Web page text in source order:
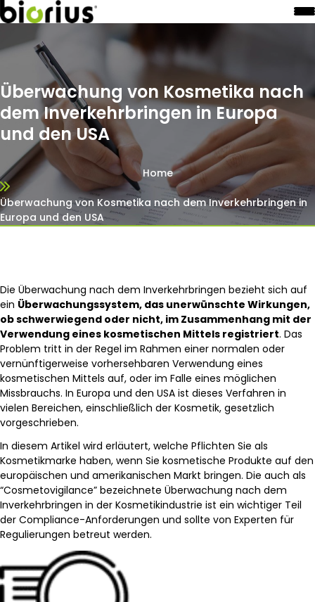
Überwachung von Kosmetika nach
dem Inverkehrbringen in Europa
und den USA
Home
Überwachung von Kosmetika nach dem Inverkehrbringen in
Europa und den USA
Die Überwachung nach dem Inverkehrbringen bezieht sich auf
ein Überwachungssystem, das unerwünschte Wirkungen,
ob schwerwiegend oder nicht, im Zusammenhang mit der
Verwendung eines kosmetischen Mittels registriert. Das
Problem tritt in der Regel im Rahmen einer normalen oder
vernünftigerweise vorhersehbaren Verwendung eines
kosmetischen Mittels auf, oder im Falle eines möglichen
Missbrauchs. In Europa und den USA ist dieses Verfahren in
vielen Bereichen, einschließlich der Kosmetik, gesetzlich
vorgeschrieben.
In diesem Artikel wird erläutert, welche Pflichten Sie als
Kosmetikmarke haben, wenn Sie kosmetische Produkte auf den
europäischen und amerikanischen Markt bringen. Die auch als
“Cosmetovigilance” bezeichnete Überwachung nach dem
Inverkehrbringen in der Kosmetikindustrie ist ein wichtiger Teil
der Compliance-Anforderungen und sollte von Experten für
Regulierungen betreut werden.